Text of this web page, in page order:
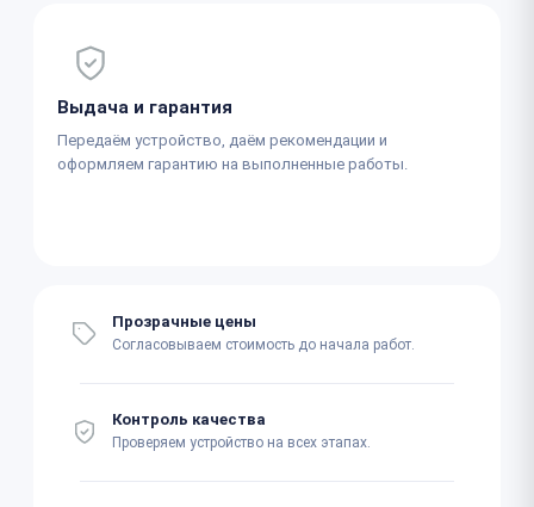
Выдача и гарантия
Передаём устройство, даём рекомендации и
оформляем гарантию на выполненные работы.
Прозрачные цены
Согласовываем стоимость до начала работ.
Контроль качества
Проверяем устройство на всех этапах.